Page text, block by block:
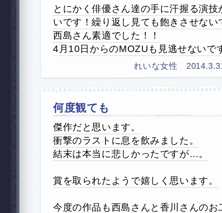
とにかく俳優さん達の手に汗握る演技
いです！繰り返し見ても飽きさせない
西島さん素適でした！！
4月10日からのMOZUも見逃せないで
れいな女性
何度観ても
傑作だと思います。
衝撃のラストに息を飲みました。
結末は本当に悲しかったですが…。
賞を取られたようで嬉しく思います。
今度の作品も西島さんと香川さんのお